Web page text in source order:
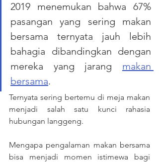
2019 menemukan bahwa 67%
pasangan yang sering makan
bersama ternyata jauh lebih
bahagia dibandingkan dengan
mereka yang jarang makan
bersama.
Ternyata sering bertemu di meja makan
menjadi salah satu kunci rahasia
hubungan langgeng.
Mengapa pengalaman makan bersama
bisa menjadi momen istimewa bagi